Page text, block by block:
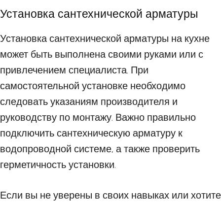
Установка сантехнической арматуры
Установка сантехнической арматуры на кухне
может быть выполнена своими руками или с
привлечением специалиста. При
самостоятельной установке необходимо
следовать указаниям производителя и
руководству по монтажу. Важно правильно
подключить сантехническую арматуру к
водопроводной системе, а также проверить
герметичность установки.
Если вы не уверены в своих навыках или хотите